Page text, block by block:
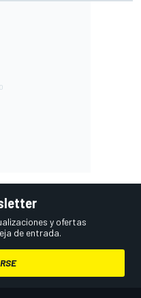
y ofertas
de entrada.